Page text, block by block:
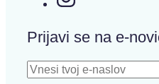
Prijavi se na e-